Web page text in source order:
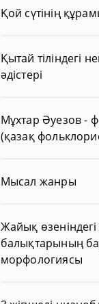
Қой сүтінің
Қытай тіліндегі
әдістері
Мұхтар Әуезов -
(қазақ
Мысал жанры
Жайық
балықтарының
морфологиясы